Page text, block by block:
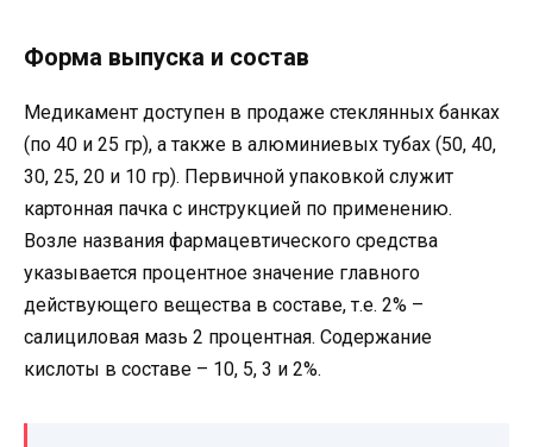
Форма выпуска и состав
Медикамент доступен в продаже стеклянных банках
(по 40 и 25 гр), а также в алюминиевых тубах (50, 40,
30, 25, 20 и 10 гр). Первичной упаковкой служит
картонная пачка с инструкцией по применению.
Возле названия фармацевтического средства
указывается процентное значение главного
действующего вещества в составе, т.е. 2% –
салициловая мазь 2 процентная. Содержание
кислоты в составе – 10, 5, 3 и 2%.